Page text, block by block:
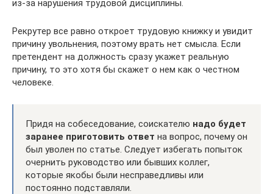
из-за нарушения трудовой дисциплины.
Рекрутер все равно откроет трудовую книжку и увидит
причину увольнения, поэтому врать нет смысла. Если
претендент на должность сразу укажет реальную
причину, то это хотя бы скажет о нем как о честном
человеке.
Придя на собеседование, соискателю надо будет
заранее приготовить ответ на вопрос, почему он
был уволен по статье. Следует избегать попыток
очернить руководство или бывших коллег,
которые якобы были несправедливы или
постоянно подставляли.